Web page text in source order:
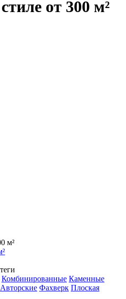
от 300 м²
м²
Комбинированные Каменные
Авторские Фахверк Плоская